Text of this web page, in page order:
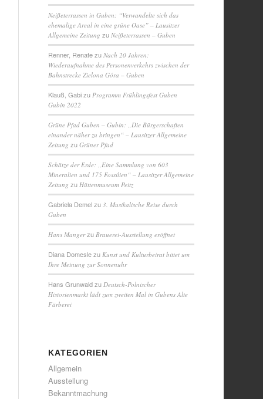
Neißeterrassen in Guben: “Verwandelte sich das
ehemalige Areal in eine grüne Oase” – Lausitzer
Allgemeine Zeitung zuNeißeterrassen – Guben
Renner, RenatezuNach 20 Jahren:
Wiederaufnahme des Personenverkehrs zwischen der
Bahnstrecke Zielona Góra – Guben
Klauß, Gabizu Programm Frühlingsfest Guben
Gubin 2022
Grüne Pfad Guben – Gubin: „Die Bürgerschaften
einander näher zu bringen“ – Lausitzer Allgemeine
Zeitung zuGrüner Pfad
Schätze der Erde: „Eine Sammlung von 603
Mineralien und 175 Fossilien“ – Lausitzer Allgemeine
Zeitung zu Hüttenmuseum Peitz
Gabriela Demelzu 3. Musikalische Reise durch
Guben
Hans Mangerzu Brauerei-Ausstellung eröffnet
Diana Domeslezu Kunst und Kulturbeirat bittet um
Ihre Meinung zur Sonnenuhr
Hans Grunwaldzu Deutsch-Polnischer
Historienmarkt lädt zum zweiten Mal in Gubens Alte
Färberei
KATEGORIEN
Allgemein
Ausstellung
Bekanntmachung